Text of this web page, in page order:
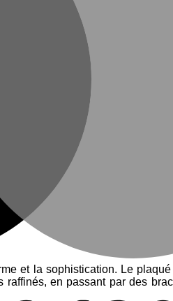
et la sophistication. Le
en passant par des